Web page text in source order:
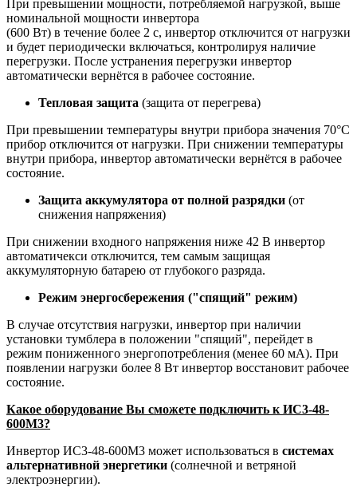
При превышении мощности, потребляемой нагрузкой, выше
номинальной мощности инвертора
(600 Вт) в течение более 2 с, инвертор отключится от нагрузки
и будет периодически включаться, контролируя наличие
перегрузки. После устранения перегрузки инвертор
автоматически вернётся в рабочее состояние.
Тепловая защита (защита от перегрева)
При превышении температуры внутри прибора значения 70°С
прибор отключится от нагрузки. При снижении температуры
внутри прибора, инвертор автоматически вернётся в рабочее
состояние.
Защита аккумулятора от полной разрядки (от
снижения напряжения)
При снижении входного напряжения ниже 42 В инвертор
автоматичекси отключится, тем самым защищая
аккумуляторную батарею от глубокого разряда.
Режим энергосбережения ("спящий" режим)
В случае отсутствия нагрузки, инвертор при наличии
установки тумблера в положении "спящий", перейдет в
режим пониженного энергопотребления (менее 60 мА). При
появлении нагрузки более 8 Вт инвертор восстановит рабочее
состояние.
Какое оборудование Вы сможете подключить к ИС3-48-
600М3?
Инвертор ИС3-48-600М3 может использоваться в системах
альтернативной энергетики (солнечной и ветряной
электроэнергии).